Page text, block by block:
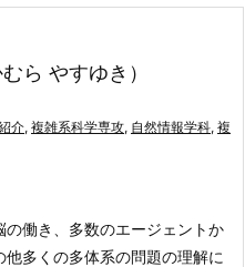
ら やすゆき）
介, 複雑系科学専攻, 自然情報学科, 複
働き、多数のエージェントか
多くの多体系の問題の理解に